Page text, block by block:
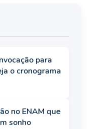
para
o cronograma
no ENAM que
sonho